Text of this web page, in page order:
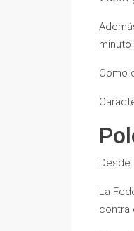
minuto
Como
Desde
La
contra